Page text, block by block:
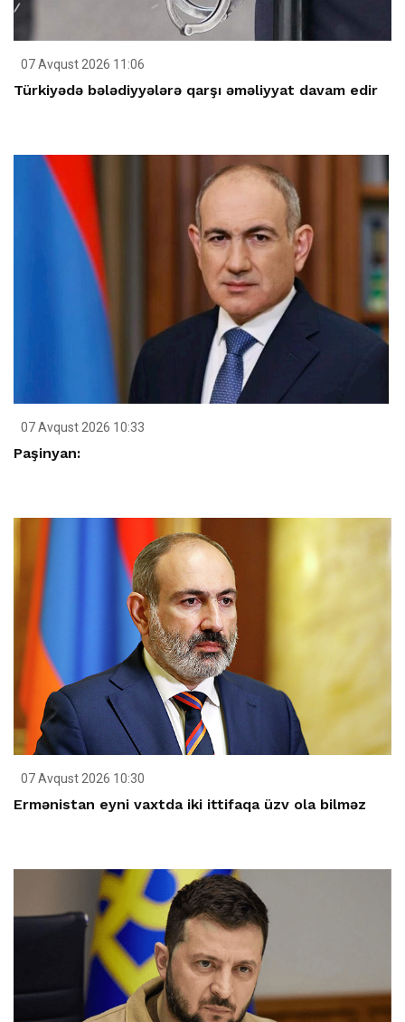
07 Avqust 2026 11:06
Türkiyədə bələdiyyələrə qarşı əməliyyat davam edir
07 Avqust 2026 10:33
Paşinyan:
07 Avqust 2026 10:30
Ermənistan eyni vaxtda iki ittifaqa üzv ola bilməz